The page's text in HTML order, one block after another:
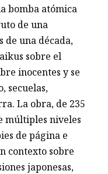
bomba atómica
de una
de una década,
sobre el
inocentes y se
secuelas,
La obra, de 235
múltiples niveles
de página e
contexto sobre
japonesas,